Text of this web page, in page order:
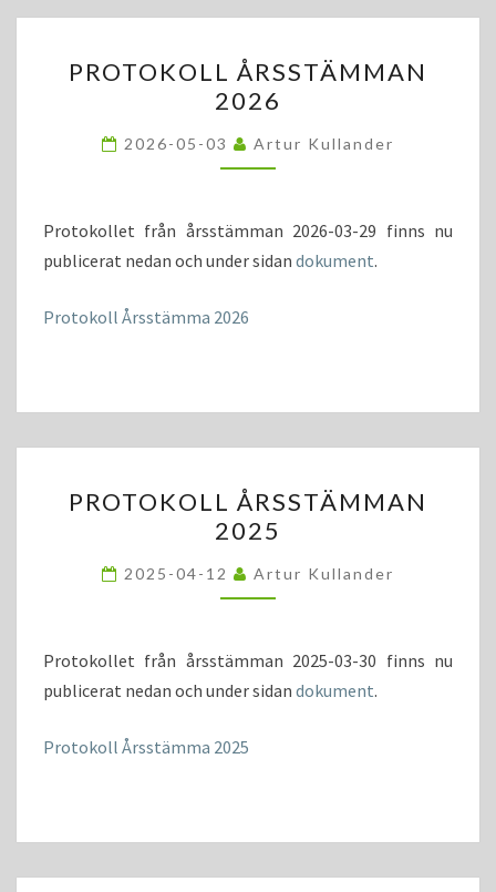
ÅRSSTÄMMAN
2026
PROTOKOLL ÅRSSTÄMMAN
2026
2026-05-03 Artur Kullander
Protokollet från årsstämman 2026-03-29 finns nu
publicerat nedan och under sidan dokument.
Protokoll Årsstämma 2026
ÅRSSTÄMMAN
2025
PROTOKOLL ÅRSSTÄMMAN
2025
2025-04-12 Artur Kullander
Protokollet från årsstämman 2025-03-30 finns nu
publicerat nedan och under sidan dokument.
Protokoll Årsstämma 2025